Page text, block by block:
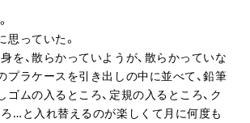
思っていた。
を、散らかっていようが、散らかっていな
プラケースを引き出しの中に並べて、鉛筆
ゴムの入るところ、定規の入るところ、ク
…と入れ替えるのが楽しくて月に何度も